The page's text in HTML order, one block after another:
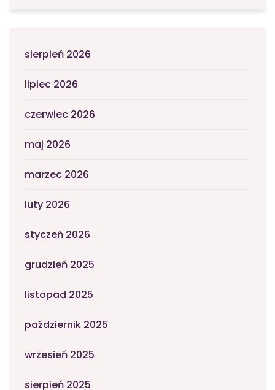
sierpień 2026
lipiec 2026
czerwiec 2026
maj 2026
marzec 2026
luty 2026
styczeń 2026
grudzień 2025
listopad 2025
październik 2025
wrzesień 2025
sierpień 2025